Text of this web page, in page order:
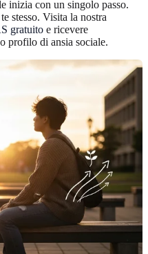
inizia con un singolo passo.
stesso. Visita la nostra
gratuito e ricevere
profilo di ansia sociale.